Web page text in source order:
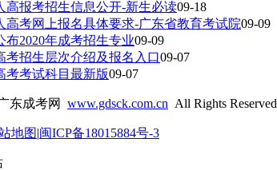
高报考招生信息公开-新生必读09-18
高考网上报名具体要求-广东省教育考试院09-09
布2020年成考招生专业09-09
考招生层次介绍及报名入口09-07
考考试科目最新版09-07
东成考网 www.gdsck.com.cn All Rights Reserved
地图|闽ICP备18015884号-3